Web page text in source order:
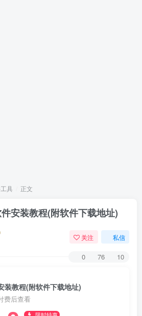
具 正文
安装教程(附软件下载地址)
关注 私信
0 76 10
教程(附软件下载地址)
费后查看